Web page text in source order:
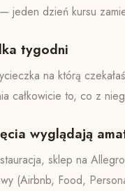
jeden dzień kursu
tygodni
na którą
całkowicie to, co z
wyglądają
sklep na
(Airbnb, Food,